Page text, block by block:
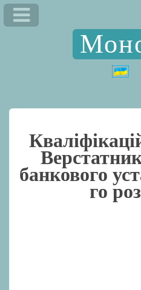
банкового
го